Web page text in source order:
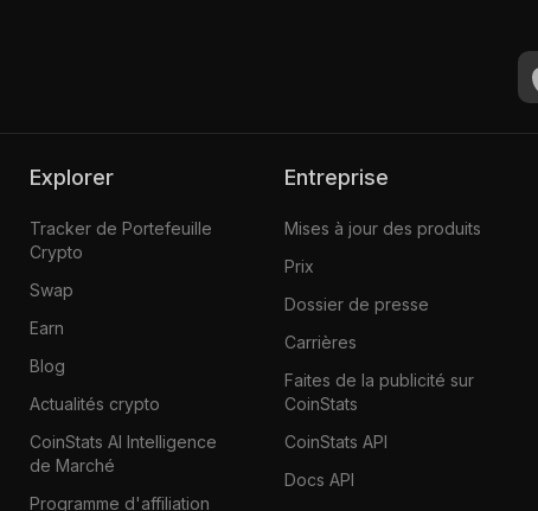
Explorer
Tracker de Portefeuille
Crypto
Swap
Earn
Blog
Actualités crypto
CoinStats AI Intelligence
de Marché
Programme d'affiliation
Entreprise
Mises à jour des produits
Prix
Dossier de presse
Carrières
Faites de la publicité sur
CoinStats
CoinStats API
Docs API